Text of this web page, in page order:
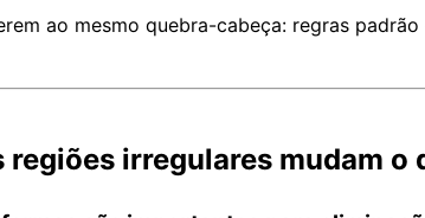
ao mesmo quebra-cabeça: regras
regiões irregulares mudam o